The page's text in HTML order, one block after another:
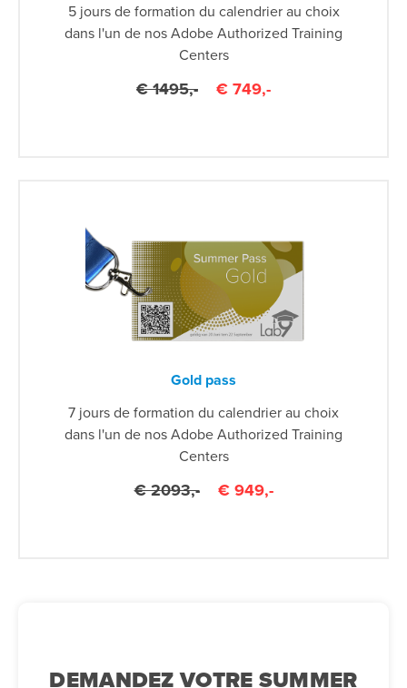
5 jours de formation du calendrier au choix
dans l'un de nos Adobe Authorized Training
Centers
€ 1495,- € 749,-
Gold pass
7 jours de formation du calendrier au choix
dans l'un de nos Adobe Authorized Training
Centers
€ 2093,- € 949,-
DEMANDEZ VOTRE SUMMER